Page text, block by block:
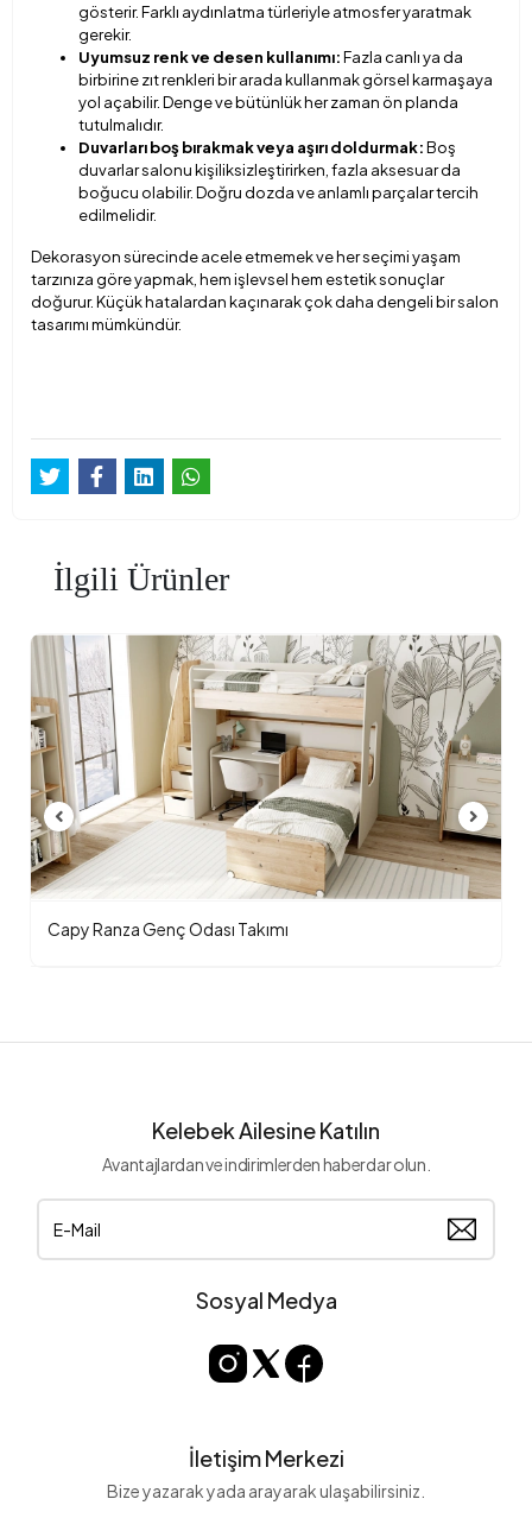
gösterir. Farklı aydınlatma türleriyle atmosfer yaratmak
gerekir.
Uyumsuz renk ve desen kullanımı:Fazla canlı ya da
birbirine zıt renkleri bir arada kullanmak görsel karmaşaya
yol açabilir. Denge ve bütünlük her zaman ön planda
tutulmalıdır.
Duvarları boş bırakmak veya aşırı doldurmak:Boş
duvarlar salonu kişiliksizleştirirken, fazla aksesuar da
boğucu olabilir. Doğru dozda ve anlamlı parçalar tercih
edilmelidir.
Dekorasyon sürecinde acele etmemek ve her seçimi yaşam
tarzınıza göre yapmak, hem işlevsel hem estetik sonuçlar
doğurur. Küçük hatalardan kaçınarak çok daha dengeli bir salon
tasarımı mümkündür.
İlgili Ürünler
Capy Ranza Genç Odası Takımı
Kelebek Ailesine Katılın
Avantajlardan ve indirimlerden haberdar olun.
Sosyal Medya
İletişim Merkezi
Bize yazarak yada arayarak ulaşabilirsiniz.